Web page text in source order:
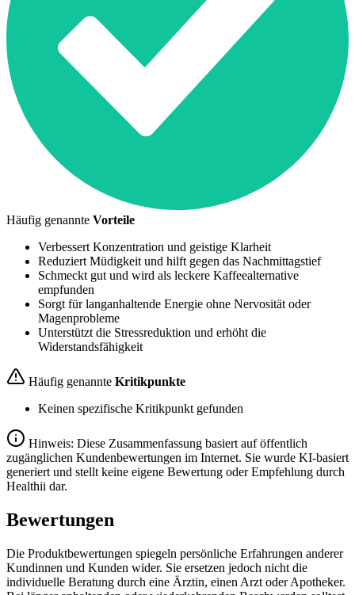
Häufig genannte Vorteile
Verbessert Konzentration und geistige Klarheit
Reduziert Müdigkeit und hilft gegen das Nachmittagstief
Schmeckt gut und wird als leckere Kaffeealternative
empfunden
Sorgt für langanhaltende Energie ohne Nervosität oder
Magenprobleme
Unterstützt die Stressreduktion und erhöht die
Widerstandsfähigkeit
Häufig genannte Kritikpunkte
Keinen spezifische Kritikpunkt gefunden
Hinweis: Diese Zusammenfassung basiert auf öffentlich
zugänglichen Kundenbewertungen im Internet. Sie wurde KI-basiert
generiert und stellt keine eigene Bewertung oder Empfehlung durch
Healthii dar.
Bewertungen
Die Produktbewertungen spiegeln persönliche Erfahrungen anderer
Kundinnen und Kunden wider. Sie ersetzen jedoch nicht die
individuelle Beratung durch eine Ärztin, einen Arzt oder Apotheker.